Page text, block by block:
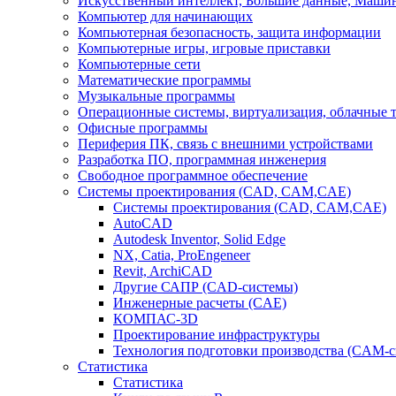
Компьютер для начинающих
Компьютерная безопасность, защита информации
Компьютерные игры, игровые приставки
Компьютерные сети
Математические программы
Музыкальные программы
Операционные системы, виртуализация, облачные
Офисные программы
Периферия ПК, связь с внешними устройствами
Разработка ПО, программная инженерия
Свободное программное обеспечение
Системы проектирования (CAD, CAM,CAE)
Системы проектирования (CAD, CAM,CAE)
AutoCAD
Autodesk Inventor, Solid Edge
NX, Catia, ProEngeneer
Revit, ArchiCAD
Другие САПР (CAD-системы)
Инженерные расчеты (CAE)
КОМПАС-3D
Проектирование инфраструктуры
Технология подготовки производства (CAM-
Статистика
Статистика